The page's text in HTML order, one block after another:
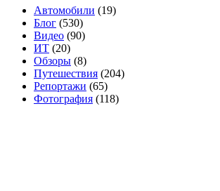
Автомобили (19)
Блог (530)
Видео (90)
ИТ (20)
Обзоры (8)
Путешествия (204)
Репортажи (65)
Фотография (118)